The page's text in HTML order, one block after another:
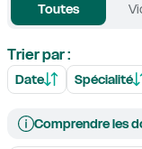
Toutes
Trier par :
Date Spécialité
Comprendre les